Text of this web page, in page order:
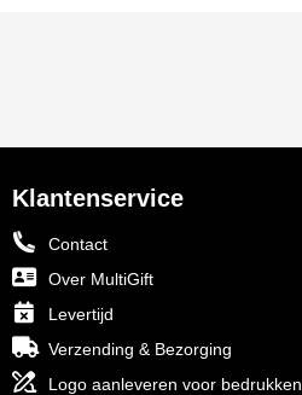
Klantenservice
Contact
Over MultiGift
Levertijd
Verzending & Bezorging
Logo aanleveren voor bedrukken